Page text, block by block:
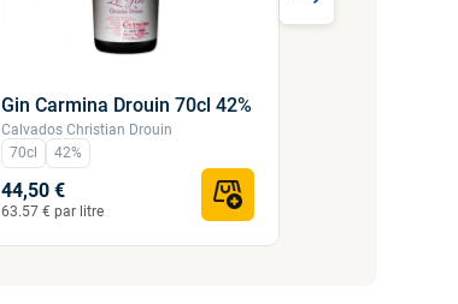
Gin Carmina Drouin 70cl 42%
Calvados Christian Drouin
70cl
42%
44,50 €
63.57 € par litre